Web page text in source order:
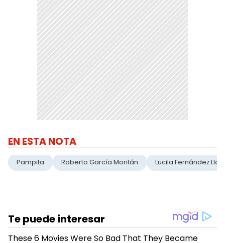
EN ESTA NOTA
Pampita Roberto García Moritán Lucila Fernández